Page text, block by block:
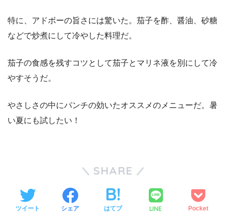
特に、アドボーの旨さには驚いた。茄子を酢、醤油、砂糖
などで炒煮にして冷やした料理だ。
茄子の食感を残すコツとして茄子とマリネ液を別にして冷
やすそうだ。
やさしさの中にパンチの効いたオススメのメニューだ。暑
い夏にも試したい！
SHARE
ツイート シェア はてブ LINE Pocket